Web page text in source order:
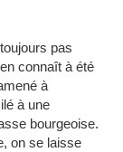
pas
connaît à été
à
à une
bourgeoise.
on se laisse